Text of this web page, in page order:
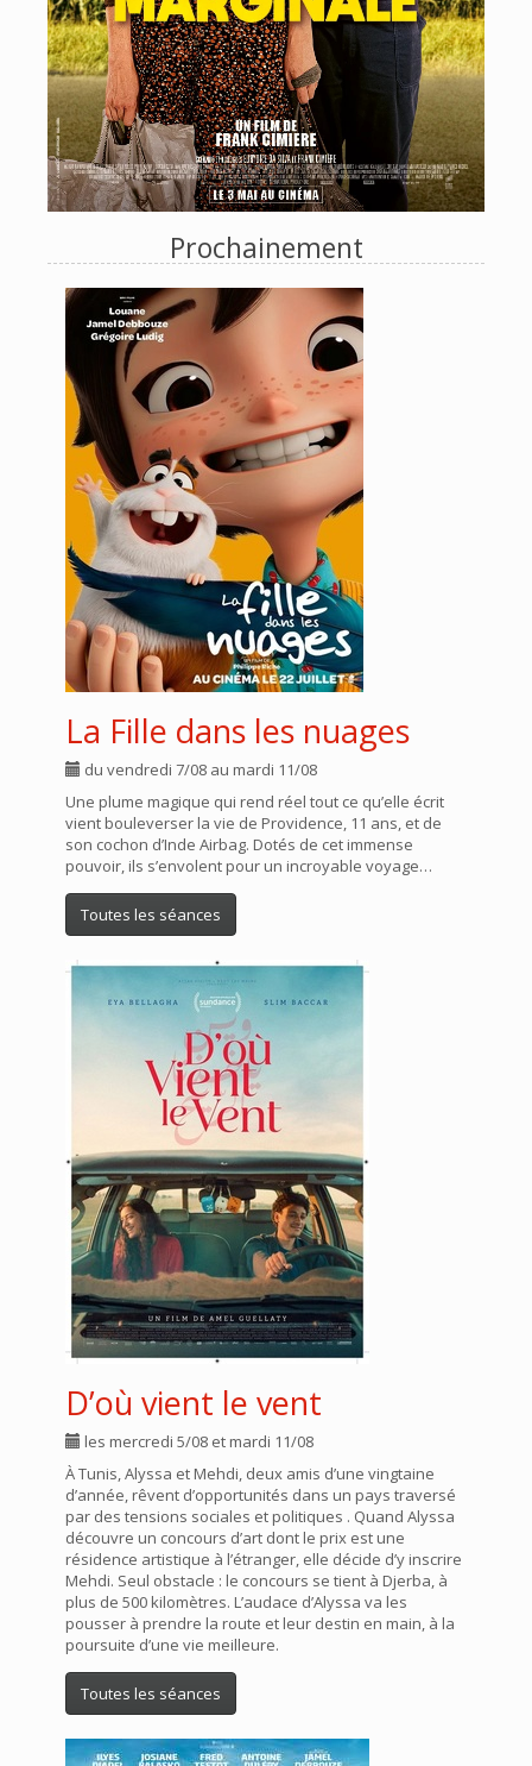
Prochainement
La Fille dans les nuages
du vendredi 7/08 au mardi 11/08
Une plume magique qui rend réel tout ce qu’elle écrit
vient bouleverser la vie de Providence, 11 ans, et de
son cochon d’Inde Airbag. Dotés de cet immense
pouvoir, ils s’envolent pour un incroyable voyage…
Toutes les séances
D’où vient le vent
les mercredi 5/08 et mardi 11/08
À Tunis, Alyssa et Mehdi, deux amis d’une vingtaine
d’année, rêvent d’opportunités dans un pays traversé
par des tensions sociales et politiques . Quand Alyssa
découvre un concours d’art dont le prix est une
résidence artistique à l’étranger, elle décide d’y inscrire
Mehdi. Seul obstacle : le concours se tient à Djerba, à
plus de 500 kilomètres. L’audace d’Alyssa va les
pousser à prendre la route et leur destin en main, à la
poursuite d’une vie meilleure.
Toutes les séances